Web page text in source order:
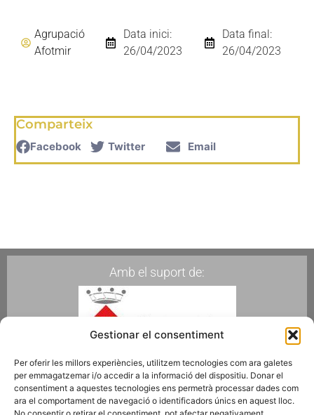
Gestionar el consentiment
Per oferir les millors experiències, utilitzem tecnologies com ara galetes
per emmagatzemar i/o accedir a la informació del dispositiu. Donar el
consentiment a aquestes tecnologies ens permetrà processar dades com
ara el comportament de navegació o identificadors únics en aquest lloc.
Agrupació
Afotmir
Data inici:
26/04/2023
Data final:
26/04/2023
Comparteix
Facebook Twitter Email
Amb el suport de:
Membres de: